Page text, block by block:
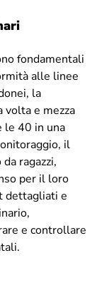
fondamentali
alle linee
la
volta e mezza
le 40 in una
il
ragazzi,
per il loro
dettagliati e
e controllare